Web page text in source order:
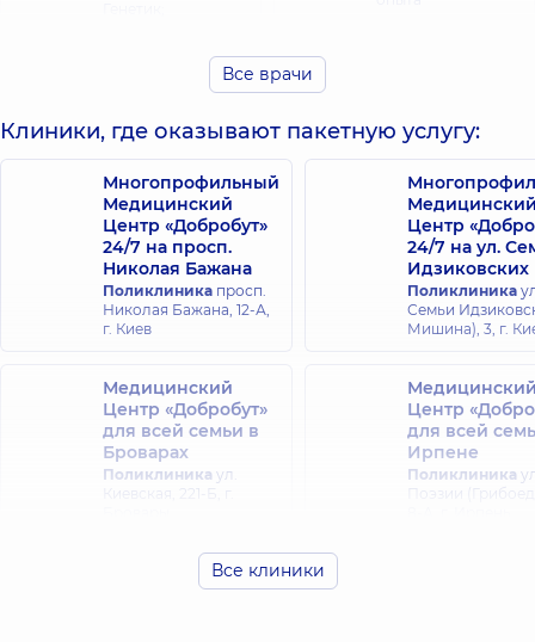
Бидула
Евгений
Александрович
Уролог,15 лет
опыта
Марина
Анатольевна
гинеколог; Врач
ультразвуковой
диагностики,15 лет
опыта
Все врачи
Клиники, где оказывают пакетную услугу:
Многопрофильный
Медицинский
Центр «Добробут»
24/7 на просп.
Николая Бажана
Поликлиника просп.
Николая Бажана, 12-А,
г. Киев
Центр
24/7 на ул.
Идзиковских
Поликлиника
Семьи
Мишина), 3, г.
Медицинский
Центр «Добробут»
для всей семьи в
Броварах
Поликлиника ул.
Киевская, 221-Б, г.
Центр
для всей
Ирпене
Поликлиника
Медицинский
Центр «Добробут»
Все клиники